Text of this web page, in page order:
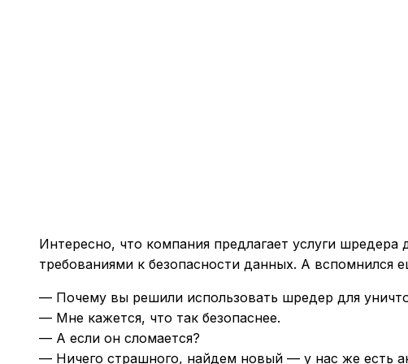
Интересно, что компания предлагает услуги
требованиями к безопасности данных. А вспомнился
— Почему вы решили использовать шредер для
— Мне кажется, что так безопаснее.
— А если он сломается?
— Ничего страшного, найдем новый — у нас же есть